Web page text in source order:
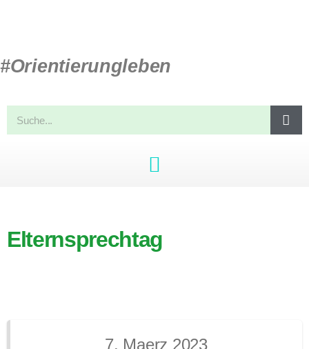
#Orientierungleben
Elternsprechtag
7. Maerz 2023